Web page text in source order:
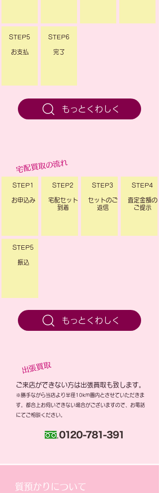
STEP5
​お支払
STEP6
​完了
もっとくわしく
宅配買取の流れ
STEP1
​お申込み
STEP5
​振込
STEP2
​宅配セット
到着
STEP3
​セットのご
返信
STEP4
​査定金額の
ご提示
もっとくわしく
出張買取
ご来店ができない方は出張買取も致します。
※勝手ながら当店より半径10km圏内とさせていただきま
す。都合上お伺いできない場合がございますので、お電話
にてご相談ください。
質預かりについて